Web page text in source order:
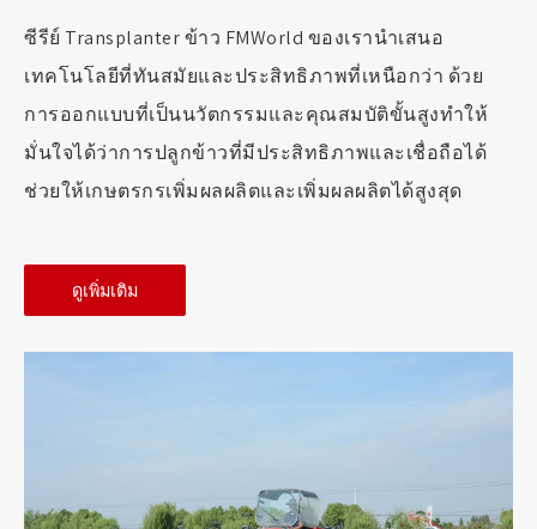
ซีรีย์ Transplanter ข้าว FMWorld ของเรานำเสนอ
เทคโนโลยีที่ทันสมัยและประสิทธิภาพที่เหนือกว่า ด้วย
การออกแบบที่เป็นนวัตกรรมและคุณสมบัติขั้นสูงทำให้
มั่นใจได้ว่าการปลูกข้าวที่มีประสิทธิภาพและเชื่อถือได้
ช่วยให้เกษตรกรเพิ่มผลผลิตและเพิ่มผลผลิตได้สูงสุด
ดูเพิ่มเติม